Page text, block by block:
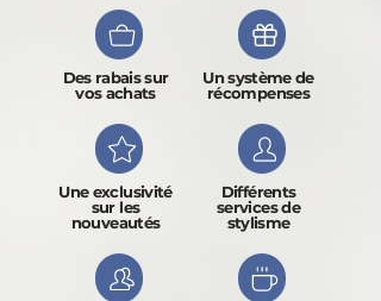
Des rabais sur
vos achats
Une exclusivité
sur les
nouveautés
Un système de
récompenses
Différents
services de
stylisme